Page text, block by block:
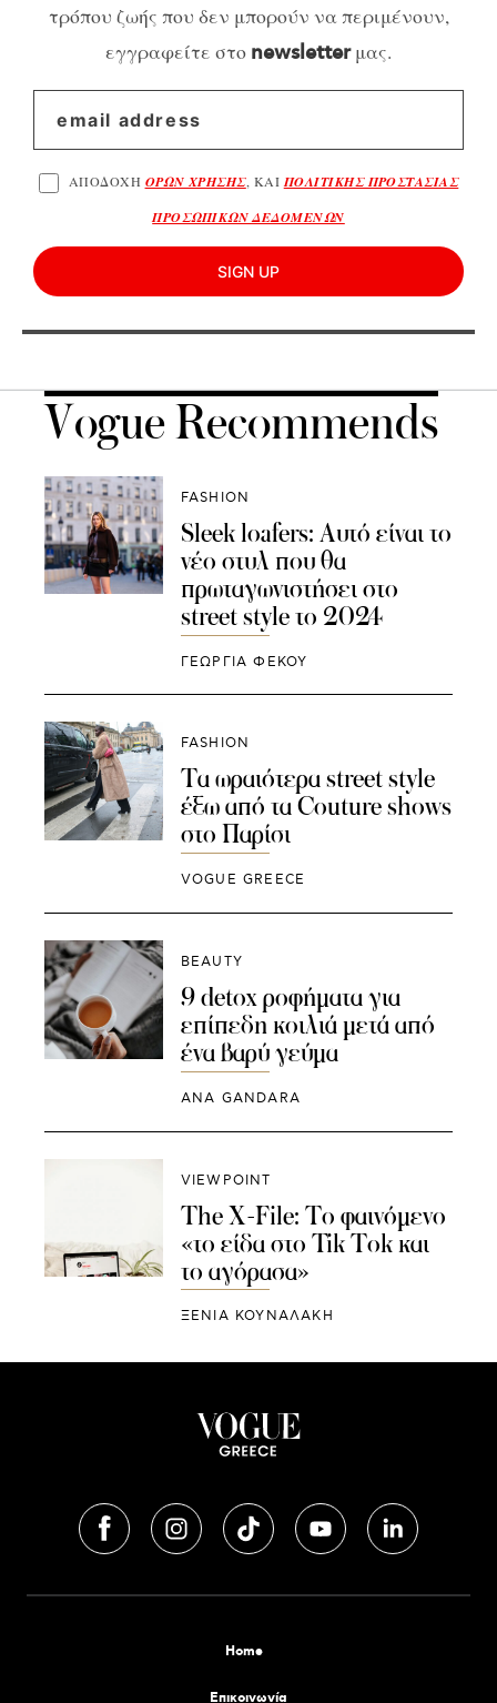
τρόπου ζωής που δεν μπορούν να περιμένουν,
εγγραφείτε στο newsletterμας.
ΑΠΟΔΟΧΗ ΟΡΩΝ ΧΡΗΣΗΣ, ΚΑΙ ΠΟΛΙΤΙΚΗΣ ΠΡΟΣΤΑΣΙΑΣ
ΠΡΟΣΩΠΙΚΩΝ ΔΕΔΟΜΕΝΩΝ
SIGN UP
Vogue Recommends
FASHION
Sleek loafers: Αυτό είναι το
νέο στυλ που θα
πρωταγωνιστήσει στο
street style το 2024
ΓΕΩΡΓΙΑ ΦΕΚΟΥ
FASHION
Τα ωραιότερα street style
έξω από τα Couture shows
στο Παρίσι
VOGUE GREECE
BEAUTY
9 detox ροφήματα για
επίπεδη κοιλιά μετά από
ένα βαρύ γεύμα
ANA GANDARA
VIEWPOINT
The X-File: Το φαινόμενο
«το είδα στο Tik Tok και
το αγόρασα»
ΞΕΝΙΑ ΚΟΥΝΑΛΑΚΗ
Home
Επικοινωνία